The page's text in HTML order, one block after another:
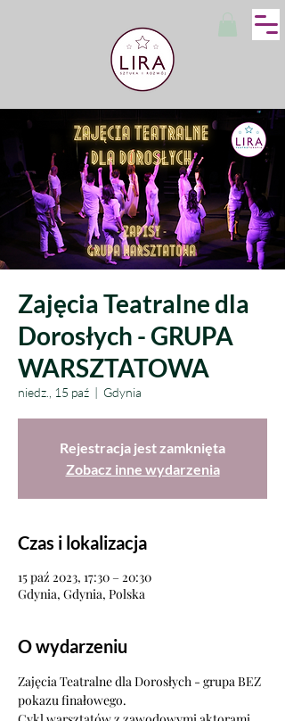
Zajęcia Teatralne dla
Dorosłych - GRUPA
WARSZTATOWA
niedz., 15 paź
  |
Gdynia
Rejestracja jest zamknięta
Zobacz inne wydarzenia
Czas i lokalizacja
15 paź 2023, 17:30 – 20:30
Gdynia, Gdynia, Polska
O wydarzeniu
Zajęcia Teatralne dla Dorosłych - grupa BEZ
pokazu finałowego.